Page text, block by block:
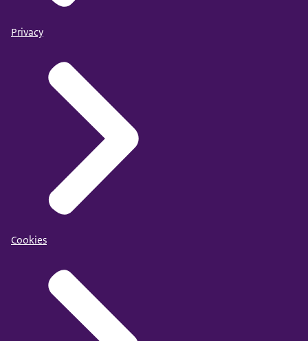
Privacy
Cookies